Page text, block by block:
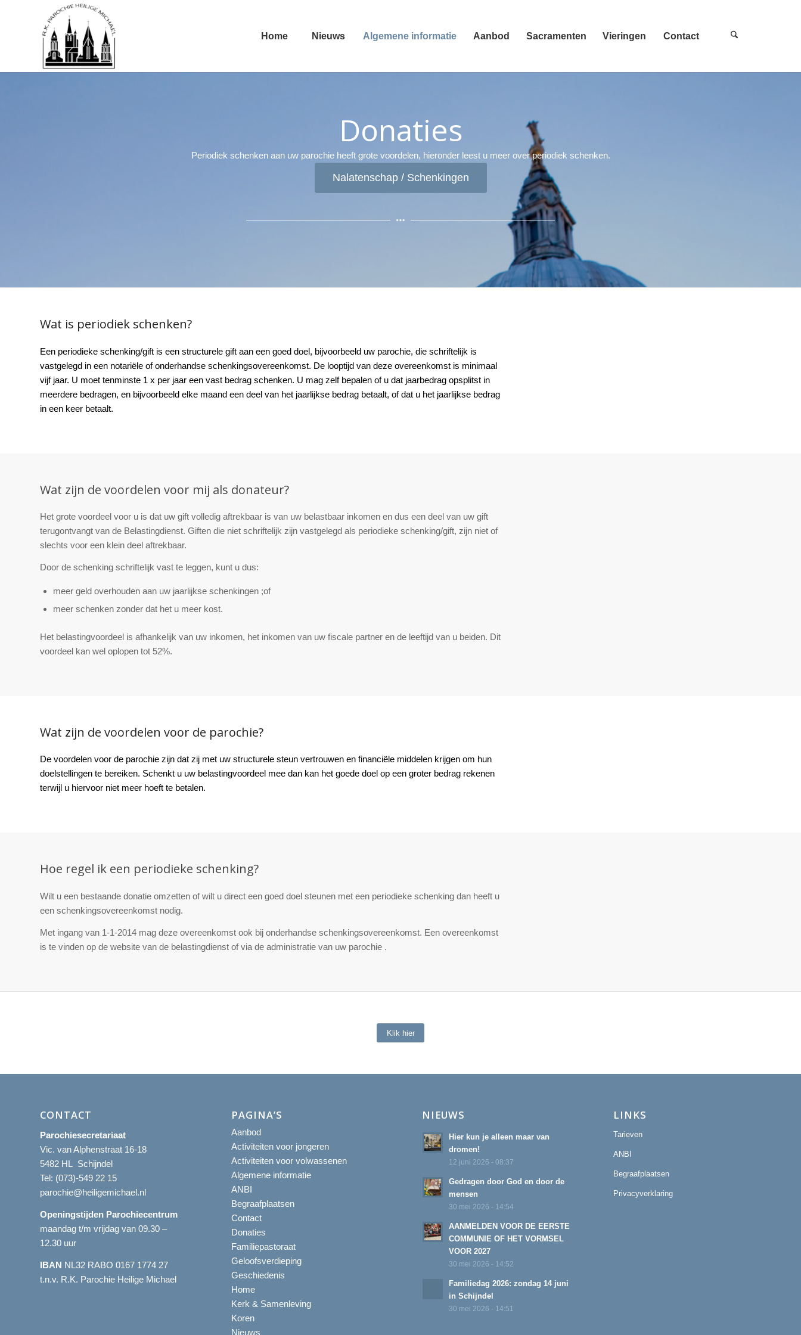
Home Nieuws Algemene informatie Aanbod Sacramenten Vieringen Contact
Donaties
Periodiek schenken aan uw parochie heeft grote voordelen, hieronder leest u meer over periodiek schenken.
Nalatenschap / Schenkingen
Wat is periodiek schenken?
Een periodieke schenking/gift is een structurele gift aan een goed doel, bijvoorbeeld uw parochie, die schriftelijk is
vastgelegd in een notariële of onderhandse schenkingsovereenkomst. De looptijd van deze overeenkomst is minimaal
vijf jaar. U moet tenminste 1 x per jaar een vast bedrag schenken. U mag zelf bepalen of u dat jaarbedrag opsplitst in
meerdere bedragen, en bijvoorbeeld elke maand een deel van het jaarlijkse bedrag betaalt, of dat u het jaarlijkse bedrag
in een keer betaalt.
Wat zijn de voordelen voor mij als donateur?
Het grote voordeel voor u is dat uw gift volledig aftrekbaar is van uw belastbaar inkomen en dus een deel van uw gift
terugontvangt van de Belastingdienst. Giften die niet schriftelijk zijn vastgelegd als periodieke schenking/gift, zijn niet of
slechts voor een klein deel aftrekbaar.
Door de schenking schriftelijk vast te leggen, kunt u dus:
meer geld overhouden aan uw jaarlijkse schenkingen ;of
meer schenken zonder dat het u meer kost.
Het belastingvoordeel is afhankelijk van uw inkomen, het inkomen van uw fiscale partner en de leeftijd van u beiden. Dit
voordeel kan wel oplopen tot 52%.
Wat zijn de voordelen voor de parochie?
De voordelen voor de parochie zijn dat zij met uw structurele steun vertrouwen en financiële middelen krijgen om hun
doelstellingen te bereiken. Schenkt u uw belastingvoordeel mee dan kan het goede doel op een groter bedrag rekenen
terwijl u hiervoor niet meer hoeft te betalen.
Hoe regel ik een periodieke schenking?
Wilt u een bestaande donatie omzetten of wilt u direct een goed doel steunen met een periodieke schenking dan heeft u
een schenkingsovereenkomst nodig.
Met ingang van 1-1-2014 mag deze overeenkomst ook bij onderhandse schenkingsovereenkomst. Een overeenkomst
is te vinden op de website van de belastingdienst of via de administratie van uw parochie .
Klik hier
CONTACT
Parochiesecretariaat
Vic. van Alphenstraat 16-18
5482 HL Schijndel
Tel: (073)-549 22 15
parochie@heiligemichael.nl
Openingstijden Parochiecentrum
maandag t/m vrijdag van 09.30 –
12.30 uur
IBAN NL32 RABO 0167 1774 27
t.n.v. R.K. Parochie Heilige Michael
PAGINA’S
Aanbod
Activiteiten voor jongeren
Activiteiten voor volwassenen
Algemene informatie
ANBI
Begraafplaatsen
Contact
Donaties
Familiepastoraat
Geloofsverdieping
Geschiedenis
Home
Kerk & Samenleving
Koren
Nieuws
NIEUWS
Hier kun je alleen maar van
dromen!
12 juni 2026 - 08:37
Gedragen door God en door de
mensen
30 mei 2026 - 14:54
AANMELDEN VOOR DE EERSTE
COMMUNIE OF HET VORMSEL
VOOR 2027
30 mei 2026 - 14:52
Familiedag 2026: zondag 14 juni
in Schijndel
30 mei 2026 - 14:51
LINKS
Tarieven
ANBI
Begraafplaatsen
Privacyverklaring